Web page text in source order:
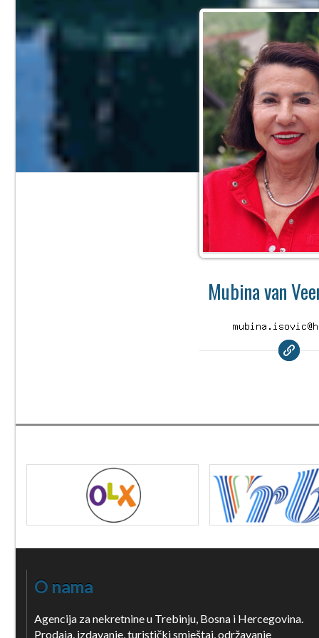
Mubina van
O nama
Agencija za nekretnine u Trebinju, Bosna i Hercegovina.
Prodaja, izdavanje, turistički smještaj, održavanje